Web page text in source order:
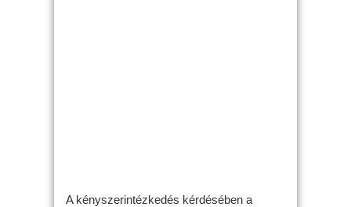
A kényszerintézkedés kérdésében a